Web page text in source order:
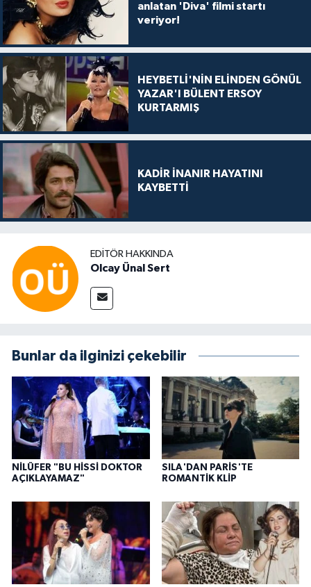
anlatan 'Diva' filmi startı
veriyor!
HEYBETLİ'NİN ELİNDEN GÖNÜL
YAZAR'I BÜLENT ERSOY
KURTARMIŞ
KADİR İNANIR HAYATINI
KAYBETTİ
EDITÖR HAKKINDA
Olcay Ünal Sert
Bunlar da ilginizi çekebilir
NİLÜFER "BU HİSSİ DOKTOR
AÇIKLAYAMAZ"
SILA'DAN PARİS'TE
ROMANTİK KLİP